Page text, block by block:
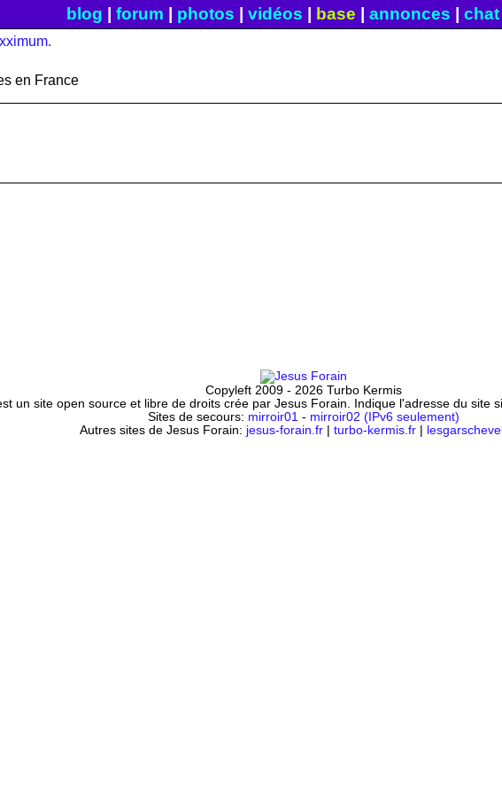
blog forum photos vidéos base annonces chat|
en France
Copyleft 2009 - 2026 Turbo Kermis
un site open source et libre de droits crée par Jesus Forain. Indique l'adresse du site
Sites de secours: mirroir01 - mirroir02 (IPv6 seulement)
Autres sites de Jesus Forain: jesus-forain.fr| turbo-kermis.fr|